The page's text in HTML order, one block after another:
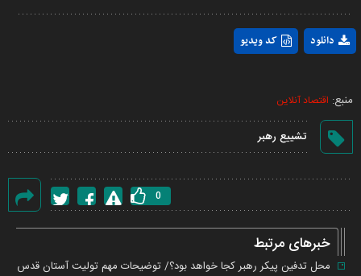
کد ویدیو دانلود
منبع: اقتصاد آنلاین
تشییع رهبر
گزارش
0
خبرهای مرتبط
محل تدفین پیکر رهبر کجا خواهد بود؟/ توضیحات مهم تولیت آستان قدس